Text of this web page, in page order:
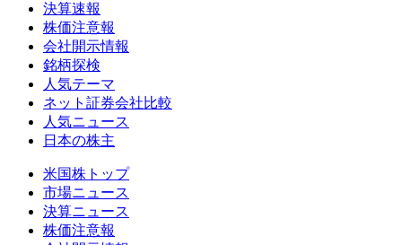
決算速報
株価注意報
会社開示情報
銘柄探検
人気テーマ
ネット証券会社比較
人気ニュース
日本の株主
米国株トップ
市場ニュース
決算ニュース
株価注意報